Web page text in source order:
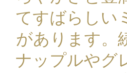
てすばらしい
があります。
ナップルやグ